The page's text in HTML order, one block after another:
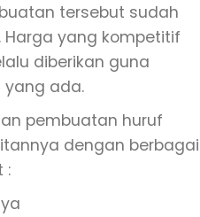
tersebut sudah
Harga yang kompetitif
diberikan guna
yang ada.
pembuatan huruf
dengan berbagai
: